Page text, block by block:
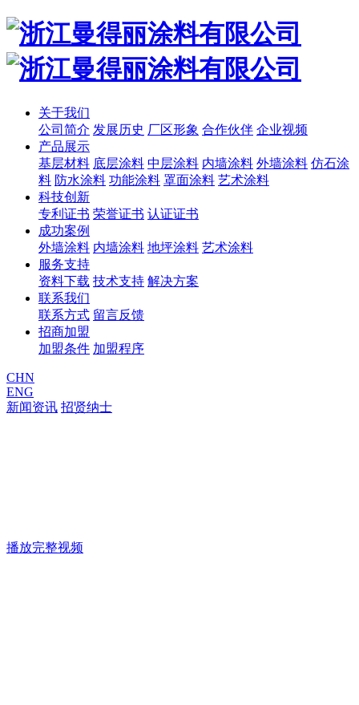
关于我们
公司简介 发展历史 厂区形象 合作伙伴 企业视频
产品展示
基层材料 底层涂料 中层涂料 内墙涂料 外墙涂料 仿石涂
料 防水涂料 功能涂料 罩面涂料 艺术涂料
科技创新
专利证书 荣誉证书 认证证书
成功案例
外墙涂料 内墙涂料 地坪涂料 艺术涂料
服务支持
资料下载 技术支持 解决方案
联系我们
联系方式 留言反馈
招商加盟
加盟条件 加盟程序
CHN
ENG
新闻资讯 招贤纳士
播放完整视频